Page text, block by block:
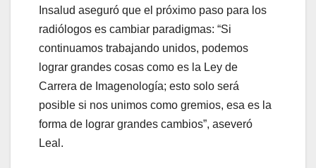
Insalud aseguró que el próximo paso para los
radiólogos es cambiar paradigmas: “Si
continuamos trabajando unidos, podemos
lograr grandes cosas como es la Ley de
Carrera de Imagenología; esto solo será
posible si nos unimos como gremios, esa es la
forma de lograr grandes cambios”, aseveró
Leal.